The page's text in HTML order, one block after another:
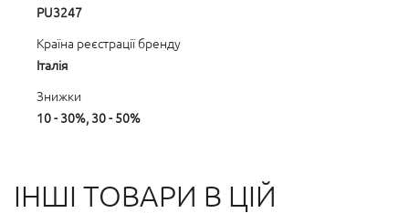
PU3247
Країна реєстрації бренду
Італія
Знижки
10 - 30%, 30 - 50%
ІНШІ ТОВАРИ В ЦІЙ